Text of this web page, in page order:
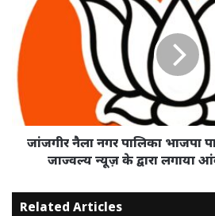
सफलता
नगर
पालिका
भाजपा
पार्षद
प्रत्याशियों
का
नाम
जाज्वल्य
द्वारा
लगाया
जांजगीर नैला नगर पालिका भाजपा
जाज्वल्य न्यूज़ के द्वारा लगाया
Related Articles